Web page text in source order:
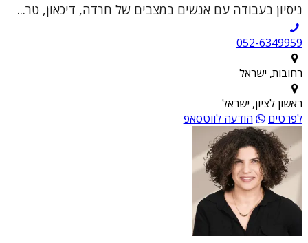
ניסיון בעבודה עם אנשים במצבים של חרדה, דיכאון, טר...
052-6349959
רחובות, ישראל
ראשון לציון, ישראל
לפרטים
הודעה לווטסאפ